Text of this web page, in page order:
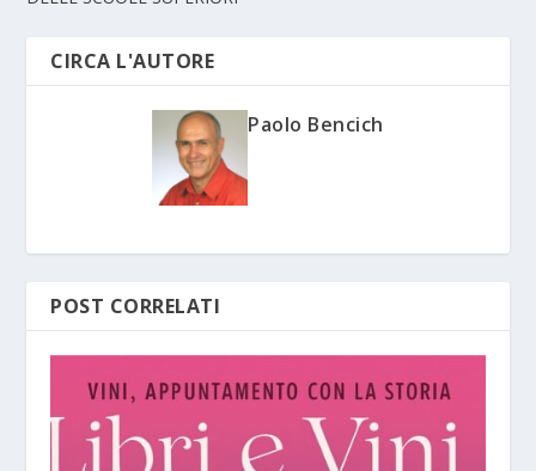
CIRCA L'AUTORE
Paolo Bencich
POST CORRELATI